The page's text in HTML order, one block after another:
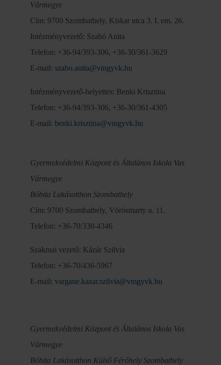
Vármegye
Cím: 9700 Szombathely, Kiskar utca 3. I. em. 26.
Intézményvezető: Szabó Anita
Telefon: +36-94/393-306, +36-30/361-3629
E-mail: szabo.anita@vmgyvk.hu
Intézményvezető-helyettes: Benki Krisztina
Telefon: +36-94/393-306, +36-30/361-4305
E-mail: benki.krisztina@vmgyvk.hu
Gyermekvédelmi Központ és Általános Iskola Vas
Vármegye
Bóbita Lakásotthon Szombathely
Cím: 9700 Szombathely, Vörösmarty u. 11.
Telefon: +36-70/330-4346
Szakmai vezető: Kázár Szilvia
Telefon: +36-70/436-5967
E-mail: vargane.kazar.szilvia@vmgyvk.hu
Gyermekvédelmi Központ és Általános Iskola Vas
Vármegye
Bóbita Lakásotthon Külső Férőhely Szombathely